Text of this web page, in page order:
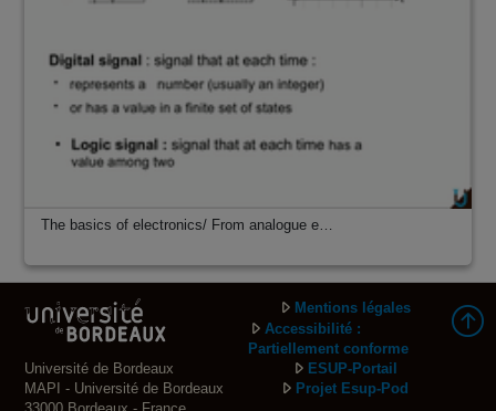
The basics of electronics/ From analogue e…
Université de Bordeaux
MAPI - Université de Bordeaux
Mentions légales
Accessibilité :
Partiellement conforme
ESUP-Portail
Projet Esup-Pod